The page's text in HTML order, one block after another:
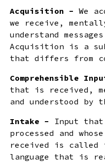
Acquisition - We
we receive,
understand
Acquisition is a
that differs from
Comprehensible
that is received,
and understood by
Intake - Input that
processed and
received is
language that is